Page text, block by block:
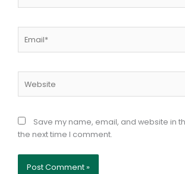
Save my name, email, and website in
the next time I comment.